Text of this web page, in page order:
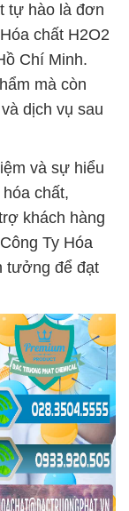
tự hào là đơn
chất H2O2
Chí Minh.
mà còn
dịch vụ sau
và sự hiểu
chất,
khách hàng
Ty Hóa
tưởng để đạt